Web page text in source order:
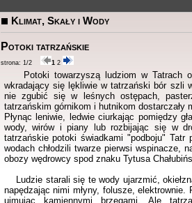
Klimat, Skały i Wody
Potoki tatrzańskie
strona: 1/2 1 2
Potoki towarzyszą ludziom w Tatrach
wkradający się lękliwie w tatrzański bór szli
nie zgubić się w leśnych ostępach,
tatrzańskim górnikom i hutnikom dostarczały
Płynąc leniwie, ledwie ciurkając pomiędzy
wody, wirów i piany lub rozbijając się w
tatrzańskie potoki świadkami "podboju" Tatr
wodach chłodzili twarze pierwsi wspinacze,
obozy wędrowcy spod znaku Tytusa
Ludzie starali się te wody ujarzmić,
napędzając nimi młyny, folusze, elektrownie.
ujmując kamiennymi brzegami. Ale